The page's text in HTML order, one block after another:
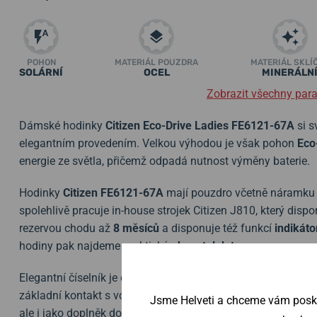
POHON
SOLÁRNÍ
MATERIÁL POUZDRA
OCEL
MATERIÁL
MINERÁLNÍ
Zobrazit všechny
Dámské hodinky Citizen Eco-Drive Ladies FE6121-67A si
elegantním provedením. Velkou výhodou je však pohon
energie ze světla, přičemž odpadá nutnost výměny baterie.
Hodinky Citizen FE6121-67A mají pouzdro včetně
spolehlivě pracuje in-house strojek Citizen J810, který
rezervou chodu až 8 měsíců a disponuje též funkcí
hodiny pak najdeme praktickýukazatel data.
Elegantní číselník je chráněn .
základní kontakt s vodou, jako déšť, či sprcha. Tyto
ale i jako doplněk do společnosti.
Jsme Helveti a chceme vám